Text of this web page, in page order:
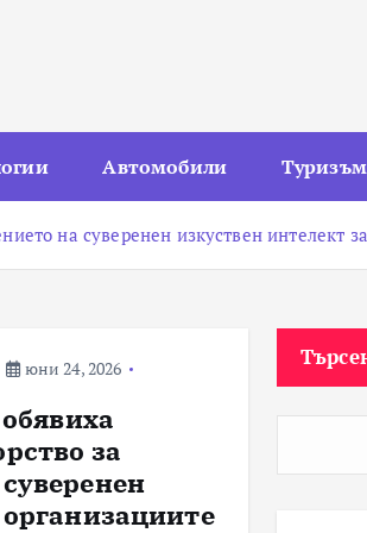
Автомобили Туризъм
на суверенен изкуствен интелект
юни 24, 2026
за